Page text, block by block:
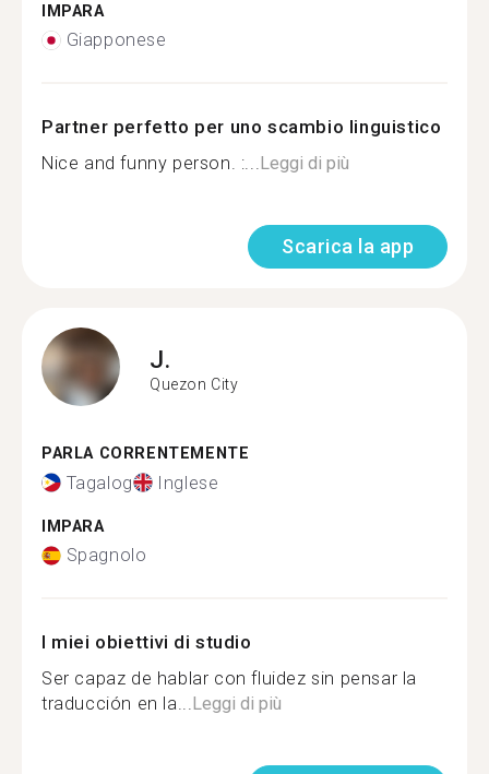
IMPARA
Giapponese
Partner perfetto per uno scambio linguistico
Nice and funny person. :...Leggi di più
Scarica la app
J.
Quezon City
PARLA CORRENTEMENTE
Tagalog Inglese
IMPARA
Spagnolo
I miei obiettivi di studio
Ser capaz de hablar con fluidez sin pensar la
traducción en la...Leggi di più